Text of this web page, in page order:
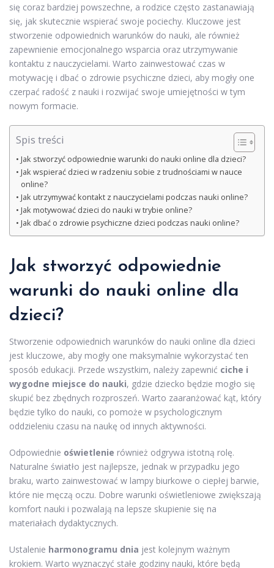
się coraz bardziej powszechne, a rodzice często zastanawiają
się, jak skutecznie wspierać swoje pociechy. Kluczowe jest
stworzenie odpowiednich warunków do nauki, ale również
zapewnienie emocjonalnego wsparcia oraz utrzymywanie
kontaktu z nauczycielami. Warto zainwestować czas w
motywację i dbać o zdrowie psychiczne dzieci, aby mogły one
czerpać radość z nauki i rozwijać swoje umiejętności w tym
nowym formacie.
Spis treści
Jak stworzyć odpowiednie warunki do nauki online dla dzieci?
Jak wspierać dzieci w radzeniu sobie z trudnościami w nauce
online?
Jak utrzymywać kontakt z nauczycielami podczas nauki online?
Jak motywować dzieci do nauki w trybie online?
Jak dbać o zdrowie psychiczne dzieci podczas nauki online?
Jak stworzyć odpowiednie
warunki do nauki online dla
dzieci?
Stworzenie odpowiednich warunków do nauki online dla dzieci
jest kluczowe, aby mogły one maksymalnie wykorzystać ten
sposób edukacji. Przede wszystkim, należy zapewnić ciche i
wygodne miejsce do nauki, gdzie dziecko będzie mogło się
skupić bez zbędnych rozproszeń. Warto zaaranżować kąt, który
będzie tylko do nauki, co pomoże w psychologicznym
oddzieleniu czasu na naukę od innych aktywności.
Odpowiednie oświetlenie również odgrywa istotną rolę.
Naturalne światło jest najlepsze, jednak w przypadku jego
braku, warto zainwestować w lampy biurkowe o ciepłej barwie,
które nie męczą oczu. Dobre warunki oświetleniowe zwiększają
komfort nauki i pozwalają na lepsze skupienie się na
materiałach dydaktycznych.
Ustalenie harmonogramu dnia jest kolejnym ważnym
krokiem. Warto wyznaczyć stałe godziny nauki, które będą